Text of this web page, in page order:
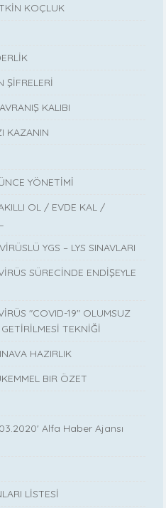
KOÇLUK
ŞİFRELERİ
KALIBI
KAZANIN
YÖNETİMİ
OL / EVDE KAL /
YGS – LYS SINAVLARI
SÜRECİNDE ENDİŞEYLE
"COVID-19" OLUMSUZ
TEKNİĞİ
HAZIRLIK
BIR ÖZET
Alfa Haber Ajansı
LİSTESİ